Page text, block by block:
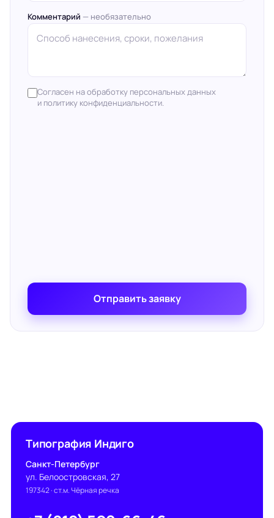
Комментарий — необязательно
Согласен на обработку персональных данных
и политику конфиденциальности.
Отправить заявку
Типография Индиго
Санкт-Петербург
ул. Белоостровская, 27
197342· ст.м. Чёрная речка